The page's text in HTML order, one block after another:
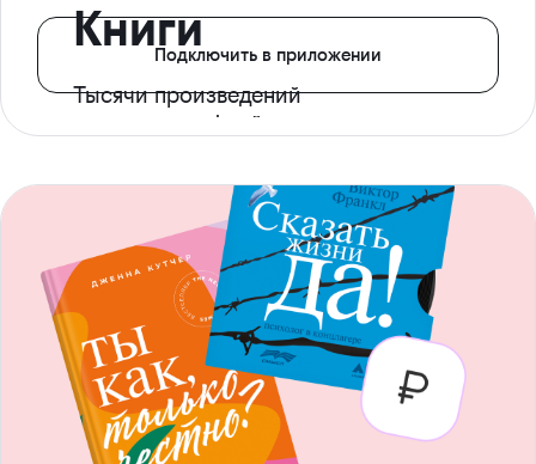
Книги
Тысячи произведений
с доступом офлайн
Подключить в приложении